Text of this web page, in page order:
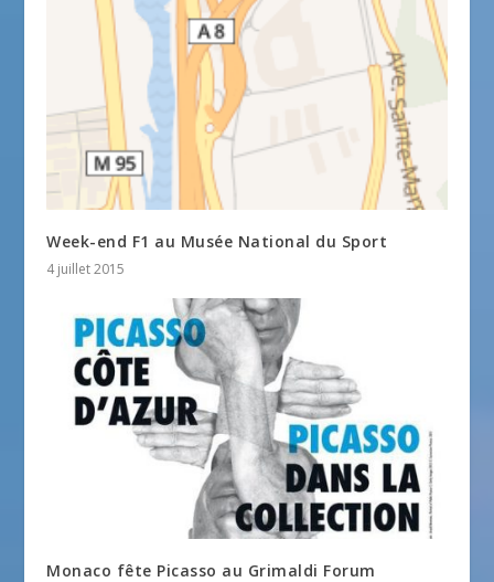
Week-end F1 au Musée National du Sport
4 juillet 2015
Monaco fête Picasso au Grimaldi Forum